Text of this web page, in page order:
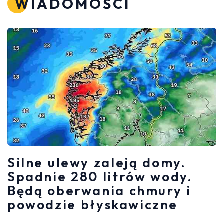
WIADOMOŚCI
Silne ulewy zaleją domy.
Spadnie 280 litrów wody.
Będą oberwania chmury i
powodzie błyskawiczne